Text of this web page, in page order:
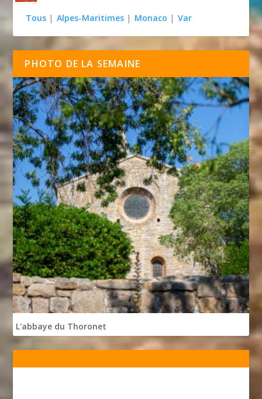
Tous | Alpes-Maritimes | Monaco | Var
PHOTO DE LA SEMAINE
L'abbaye du Thoronet